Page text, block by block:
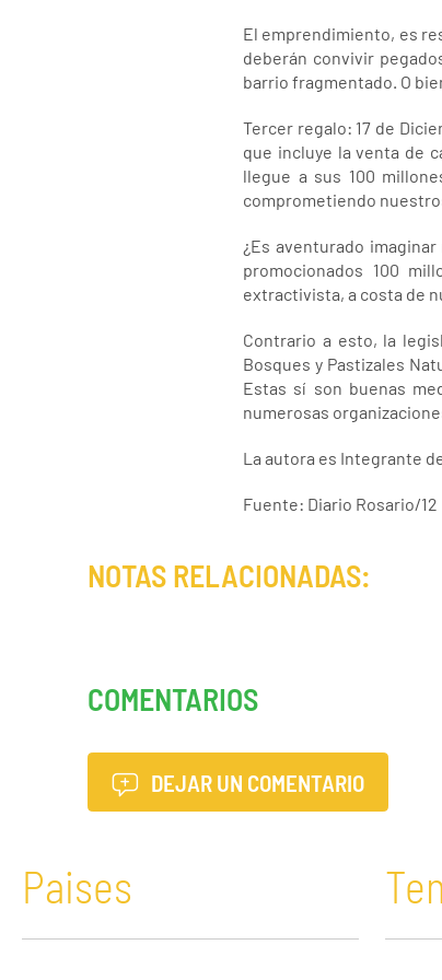
El emprendimiento, es
deberán convivir
barrio fragmentado. O
Tercer regalo: 17 de
que incluye la venta de
llegue a sus 100
comprometiendo
¿Es aventurado
promocionados 100
extractivista, a costa de
Contrario a esto, la
Bosques y Pastizales
Estas sí son buenas
numerosas
La autora es Integrante
Fuente: Diario Rosario/12
NOTAS RELACIONADAS:
COMENTARIOS
DEJAR UN COMENTARIO
Paises